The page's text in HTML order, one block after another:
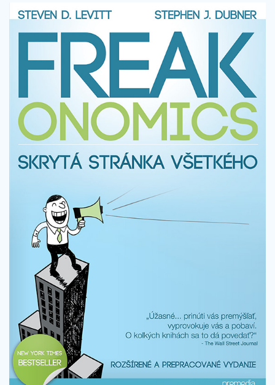
cyklickému vývoju? Môže centrálna banka ovplyvniť mieru
inflácie?Poznatky ekonómie pomáhajú pochopiť správanie
spotrebiteľov, rozhodovanie podnikateľov, hospodársku
politiku vlády a opatrenia centrálnej banky, ako aj umožňujú
lepšie porozumieť ekonomickým javom, ktoré ovplyvňujú
náš každodenný život.